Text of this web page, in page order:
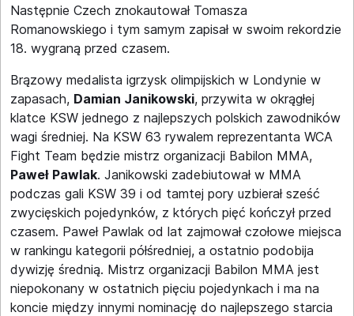
Następnie Czech znokautował Tomasza
Romanowskiego i tym samym zapisał w swoim rekordzie
18. wygraną przed czasem.
Brązowy medalista igrzysk olimpijskich w Londynie w
zapasach, Damian Janikowski, przywita w okrągłej
klatce KSW jednego z najlepszych polskich zawodników
wagi średniej. Na KSW 63 rywalem reprezentanta WCA
Fight Team będzie mistrz organizacji Babilon MMA,
Paweł Pawlak. Janikowski zadebiutował w MMA
podczas gali KSW 39 i od tamtej pory uzbierał sześć
zwycięskich pojedynków, z których pięć kończył przed
czasem. Paweł Pawlak od lat zajmował czołowe miejsca
w rankingu kategorii półśredniej, a ostatnio podobija
dywizję średnią. Mistrz organizacji Babilon MMA jest
niepokonany w ostatnich pięciu pojedynkach i ma na
koncie między innymi nominację do najlepszego starcia